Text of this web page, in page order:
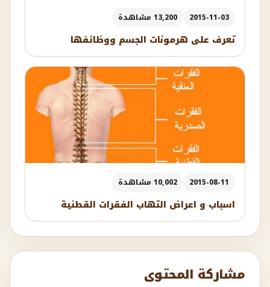
2015-11-03 13,200 مشاهدة
تعرف على هرمونات الجسم ووظائفها
2015-08-11 10,002 مشاهدة
اسباب و اعراض التهاب الفقرات القطنية
مشاركة المحتوى